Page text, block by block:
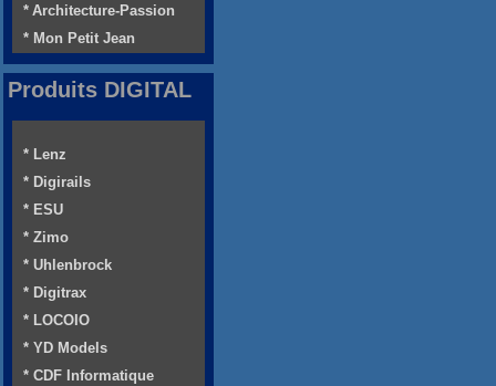
* Architecture-Passion
* Mon Petit Jean
Produits DIGITAL
* Lenz
* Digirails
* ESU
* Zimo
* Uhlenbrock
* Digitrax
* LOCOIO
* YD Models
* CDF Informatique